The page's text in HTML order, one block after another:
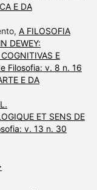
E DA
A FILOSOFIA
DEWEY:
E
Filosofia: v. 8 n. 16
E DA
ET SENS DE
v. 13 n. 30